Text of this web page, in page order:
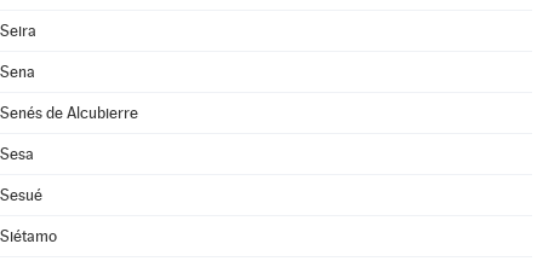
Seira
Sena
Senés de Alcubierre
Sesa
Sesué
Siétamo